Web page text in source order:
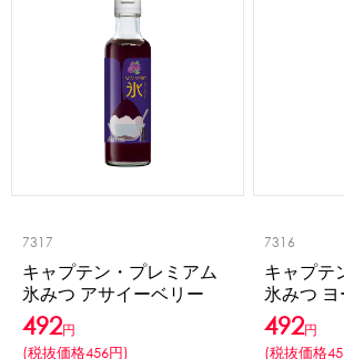
かき氷コレクション
7317
キャプテン・プレミアム
氷みつ アサイーベリー
492円
(税抜価格456円)
7316
キャプテ
氷みつ
ト
492円
(税抜価格